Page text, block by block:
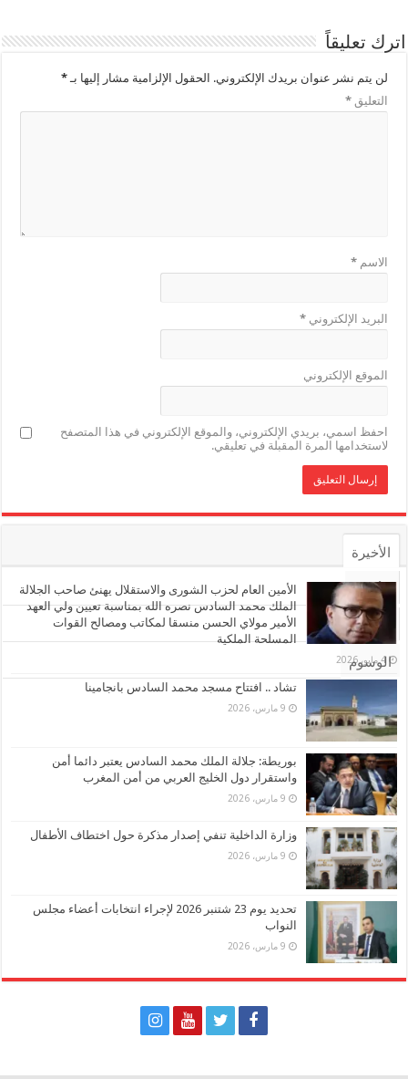
اترك تعليقاً
لن يتم نشر عنوان بريدك الإلكتروني. الحقول الإلزامية مشار إليها بـ*
التعليق*
الاسم*
البريد الإلكتروني*
الموقع الإلكتروني
احفظ اسمي، بريدي الإلكتروني، والموقع الإلكتروني في هذا المتصفح
لاستخدامها المرة المقبلة في تعليقي.
الأخيرة
الأشهر
تعليقات
الوسوم
الأمين العام لحزب الشورى والاستقلال يهنئ صاحب الجلالة
الملك محمد السادس نصره الله بمناسبة تعيين ولي العهد
الأمير مولاي الحسن منسقا لمكاتب ومصالح القوات
المسلحة الملكية
4 مايو، 2026
تشاد .. افتتاح مسجد محمد السادس بانجامينا
9 مارس، 2026
بوريطة: جلالة الملك محمد السادس يعتبر دائما أمن
واستقرار دول الخليج العربي من أمن المغرب
9 مارس، 2026
وزارة الداخلية تنفي إصدار مذكرة حول اختطاف الأطفال
9 مارس، 2026
تحديد يوم 23 شتنبر 2026 لإجراء انتخابات أعضاء مجلس
النواب
9 مارس، 2026